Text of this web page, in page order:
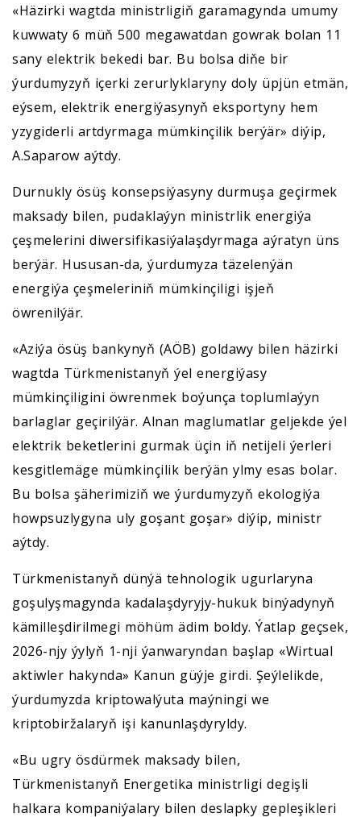
«Häzirki wagtda ministrligiň garamagynda umumy
kuwwaty 6 müň 500 megawatdan gowrak bolan 11
sany elektrik bekedi bar. Bu bolsa diňe bir
ýurdumyzyň içerki zerurlyklaryny doly üpjün etmän,
eýsem, elektrik energiýasynyň eksportyny hem
yzygiderli artdyrmaga mümkinçilik berýär» diýip,
A.Saparow aýtdy.
Durnukly ösüş konsepsiýasyny durmuşa geçirmek
maksady bilen, pudaklaýyn ministrlik energiýa
çeşmelerini diwersifikasiýalaşdyrmaga aýratyn üns
berýär. Hususan-da, ýurdumyza täzelenýän
energiýa çeşmeleriniň mümkinçiligi işjeň
öwrenilýär.
«Aziýa ösüş bankynyň (AÖB) goldawy bilen häzirki
wagtda Türkmenistanyň ýel energiýasy
mümkinçiligini öwrenmek boýunça toplumlaýyn
barlaglar geçirilýär. Alnan maglumatlar geljekde ýel
elektrik beketlerini gurmak üçin iň netijeli ýerleri
kesgitlemäge mümkinçilik berýän ylmy esas bolar.
Bu bolsa şäherimiziň we ýurdumyzyň ekologiýa
howpsuzlygyna uly goşant goşar» diýip, ministr
aýtdy.
Türkmenistanyň dünýä tehnologik ugurlaryna
goşulyşmagynda kadalaşdyryjy-hukuk binýadynyň
kämilleşdirilmegi möhüm ädim boldy. Ýatlap geçsek,
2026-njy ýylyň 1-nji ýanwaryndan başlap «Wirtual
aktiwler hakynda» Kanun güýje girdi. Şeýlelikde,
ýurdumyzda kriptowalýuta maýningi we
kriptobiržalaryň işi kanunlaşdyryldy.
«Bu ugry ösdürmek maksady bilen,
Türkmenistanyň Energetika ministrligi degişli
halkara kompaniýalary bilen deslapky gepleşikleri